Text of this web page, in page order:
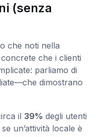
(senza
che noti nella
che i clienti
parliamo di
dimostrano
il 39% degli utenti
un’attività locale è